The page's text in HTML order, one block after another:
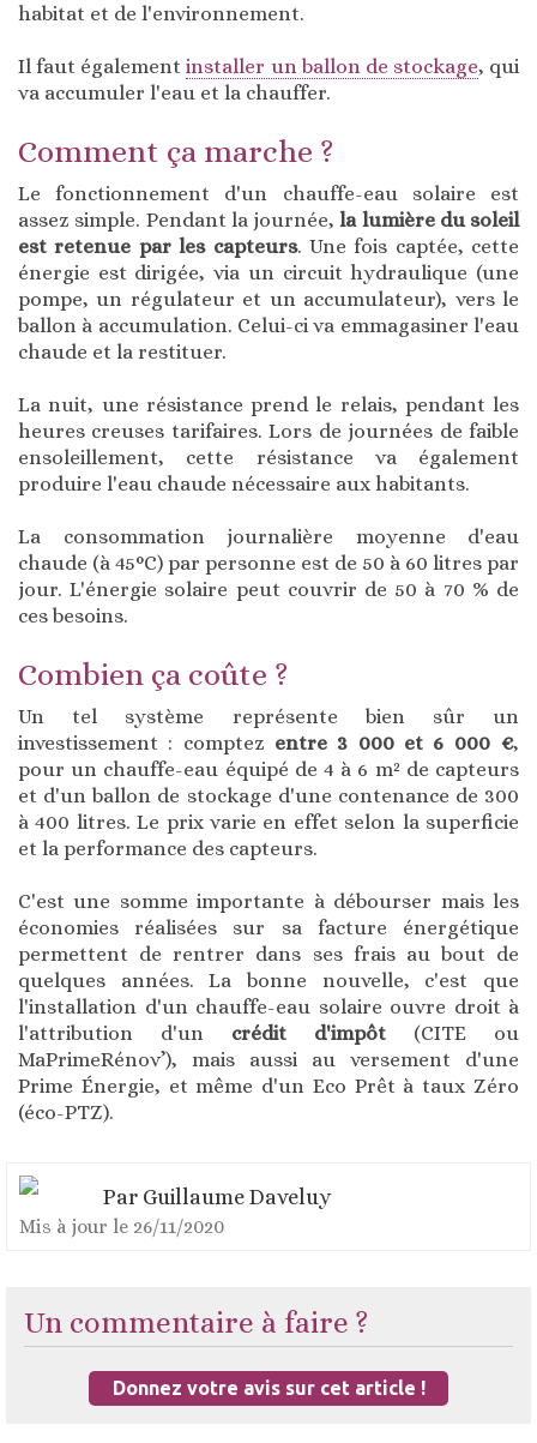
habitat et de l'environnement.
Il faut égalementinstaller un ballon de stockage, qui
va accumuler l'eau et la chauffer.
Comment ça marche ?
Le fonctionnement d'un chauffe-eau solaire est
assez simple. Pendant la journée,la lumière du soleil
est retenue par les capteurs. Une fois captée, cette
énergie est dirigée, via un circuit hydraulique (une
pompe, un régulateur et un accumulateur), vers le
ballon à accumulation. Celui-ci va emmagasiner l'eau
chaude et la restituer.
La nuit, une résistance prend le relais, pendant les
heures creuses tarifaires. Lors de journées de faible
ensoleillement, cette résistance va également
produire l'eau chaude nécessaire aux habitants.
La consommation journalière moyenne d'eau
chaude (à 45°C) par personne est de 50 à 60 litres par
jour. L'énergie solaire peut couvrir de 50 à 70 % de
ces besoins.
Combien ça coûte ?
Un tel système représente bien sûr un
investissement : comptez entre 3 000 et 6 000 €,
pour un chauffe-eau équipé de 4 à 6 m² de capteurs
et d'un ballon de stockage d'une contenance de 300
à 400 litres. Le prix varie en effet selon la superficie
et la performance des capteurs.
C'est une somme importante à débourser mais les
économies réalisées sur sa facture énergétique
permettent de rentrer dans ses frais au bout de
quelques années. La bonne nouvelle, c'est que
l'installation d'un chauffe-eau solaire ouvre droit à
l'attribution d'un crédit d'impôt (CITE ou
MaPrimeRénov’), mais aussi au versement d'une
Prime Énergie, et même d'un Eco Prêt à taux Zéro
(éco-PTZ).
Par Guillaume Daveluy
Mis à jour le 26/11/2020
Un commentaire à faire ?
Donnez votre avis sur cet article !